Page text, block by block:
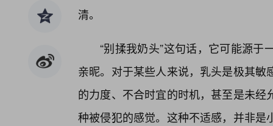
清。
“别揉我奶头”这句话，它可能源
亲昵。对于某些人来说，乳头是极其
的力度、不合时宜的时机，甚至是未
种被侵犯的感觉。这种不适感，并非